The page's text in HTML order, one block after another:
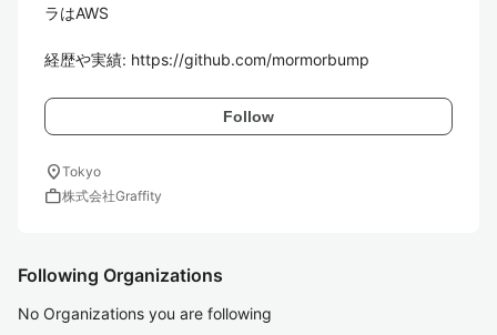
ラはAWS
経歴や実績: https://github.com/mormorbump
Follow
location_onTokyo
work株式会社Graffity
Following Organizations
No Organizations you are following